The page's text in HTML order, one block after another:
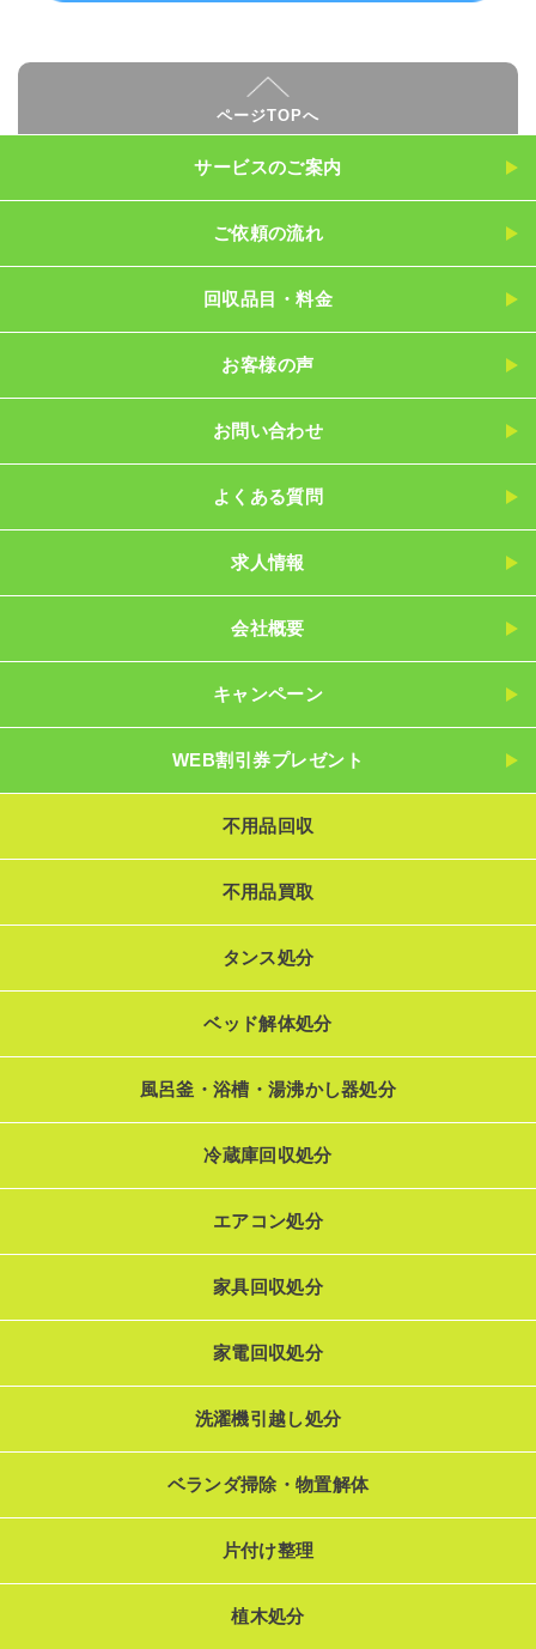
ページTOPへ
サービスのご案内
ご依頼の流れ
回収品目・料金
お客様の声
お問い合わせ
よくある質問
求人情報
会社概要
キャンペーン
WEB割引券プレゼント
不用品回収
不用品買取
タンス処分
ベッド解体処分
風呂釜・浴槽・湯沸かし器処分
冷蔵庫回収処分
エアコン処分
家具回収処分
家電回収処分
洗濯機引越し処分
ベランダ掃除・物置解体
片付け整理
植木処分